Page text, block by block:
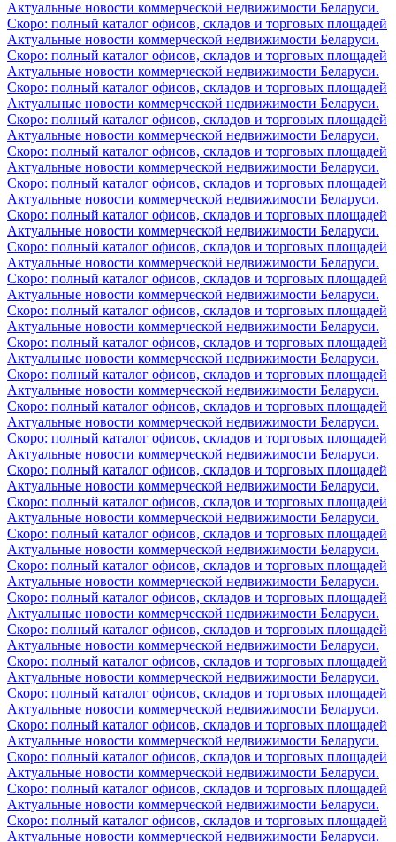
Актуальные новости коммерческой недвижимости Беларуси.
Скоро: полный каталог офисов, складов и торговых площадей
Актуальные новости коммерческой недвижимости Беларуси.
Скоро: полный каталог офисов, складов и торговых площадей
Актуальные новости коммерческой недвижимости Беларуси.
Скоро: полный каталог офисов, складов и торговых площадей
Актуальные новости коммерческой недвижимости Беларуси.
Скоро: полный каталог офисов, складов и торговых площадей
Актуальные новости коммерческой недвижимости Беларуси.
Скоро: полный каталог офисов, складов и торговых площадей
Актуальные новости коммерческой недвижимости Беларуси.
Скоро: полный каталог офисов, складов и торговых площадей
Актуальные новости коммерческой недвижимости Беларуси.
Скоро: полный каталог офисов, складов и торговых площадей
Актуальные новости коммерческой недвижимости Беларуси.
Скоро: полный каталог офисов, складов и торговых площадей
Актуальные новости коммерческой недвижимости Беларуси.
Скоро: полный каталог офисов, складов и торговых площадей
Актуальные новости коммерческой недвижимости Беларуси.
Скоро: полный каталог офисов, складов и торговых площадей
Актуальные новости коммерческой недвижимости Беларуси.
Скоро: полный каталог офисов, складов и торговых площадей
Актуальные новости коммерческой недвижимости Беларуси.
Скоро: полный каталог офисов, складов и торговых площадей
Актуальные новости коммерческой недвижимости Беларуси.
Скоро: полный каталог офисов, складов и торговых площадей
Актуальные новости коммерческой недвижимости Беларуси.
Скоро: полный каталог офисов, складов и торговых площадей
Актуальные новости коммерческой недвижимости Беларуси.
Скоро: полный каталог офисов, складов и торговых площадей
Актуальные новости коммерческой недвижимости Беларуси.
Скоро: полный каталог офисов, складов и торговых площадей
Актуальные новости коммерческой недвижимости Беларуси.
Скоро: полный каталог офисов, складов и торговых площадей
Актуальные новости коммерческой недвижимости Беларуси.
Скоро: полный каталог офисов, складов и торговых площадей
Актуальные новости коммерческой недвижимости Беларуси.
Скоро: полный каталог офисов, складов и торговых площадей
Актуальные новости коммерческой недвижимости Беларуси.
Скоро: полный каталог офисов, складов и торговых площадей
Актуальные новости коммерческой недвижимости Беларуси.
Скоро: полный каталог офисов, складов и торговых площадей
Актуальные новости коммерческой недвижимости Беларуси.
Скоро: полный каталог офисов, складов и торговых площадей
Актуальные новости коммерческой недвижимости Беларуси.
Скоро: полный каталог офисов, складов и торговых площадей
Актуальные новости коммерческой недвижимости Беларуси.
Скоро: полный каталог офисов, складов и торговых площадей
Актуальные новости коммерческой недвижимости Беларуси.
Скоро: полный каталог офисов, складов и торговых площадей
Актуальные новости коммерческой недвижимости Беларуси.
Скоро: полный каталог офисов, складов и торговых площадей
Актуальные новости коммерческой недвижимости Беларуси.